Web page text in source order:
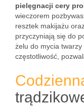
pielęgnacji cery
wieczorem
resztek makijażu
przyczyniają się do
żelu do mycia
częstotliwość,